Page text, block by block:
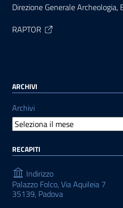
Direzione Generale Archeologia,
RAPTOR
ARCHIVI
Archivi
RECAPITI
Indirizzo
Palazzo Folco, Via Aquileia 7
35139, Padova